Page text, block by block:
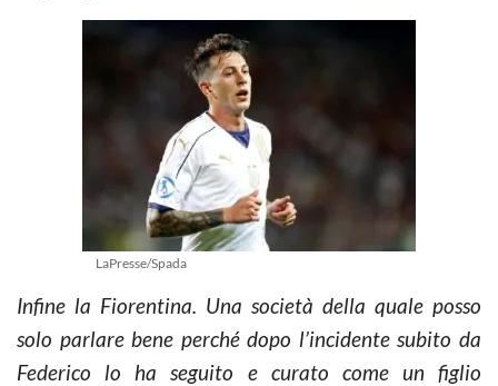
LaPresse/Spada
Infine la Fiorentina. Una società della quale posso
solo parlare bene perché dopo l’incidente subito da
Federico lo ha seguito e curato come un figlio